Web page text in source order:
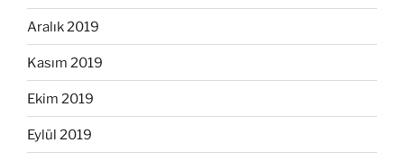
Aralık 2019
Kasım 2019
Ekim 2019
Eylül 2019